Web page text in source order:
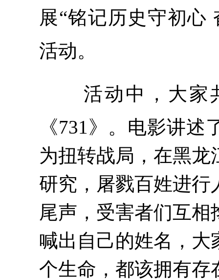
展“铭记历史守初心
活动。
活动中，大家
《731》。电影讲
为扭转战局，在黑
研究，屠戮百姓进行
尾声，受害者们互
喊出自己的姓名，
个生命，都该拥有存